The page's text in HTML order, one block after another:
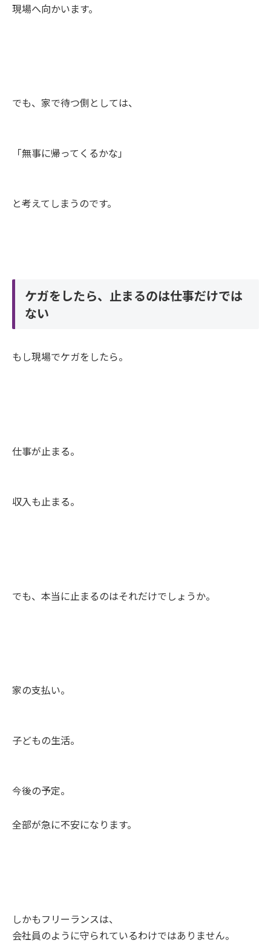
現場へ向かいます。
でも、家で待つ側としては、
「無事に帰ってくるかな」
と考えてしまうのです。
ケガをしたら、止まるのは仕事だけでは
ない
もし現場でケガをしたら。
仕事が止まる。
収入も止まる。
でも、本当に止まるのはそれだけでしょうか。
家の支払い。
子どもの生活。
今後の予定。
全部が急に不安になります。
しかもフリーランスは、
会社員のように守られているわけではありません。